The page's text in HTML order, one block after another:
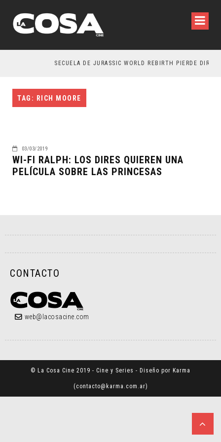
SECUELA DE JURASSIC WORLD REBIRTH PIERDE
TAG: RICH MOORE
03/03/2019
WI-FI RALPH: LOS DIRES QUIEREN UNA
PELÍCULA SOBRE LAS PRINCESAS
CONTACTO
web@lacosacine.com
© La Cosa Cine 2019 - Cine y Series - Diseño por Karma
(contacto@karma.com.ar)